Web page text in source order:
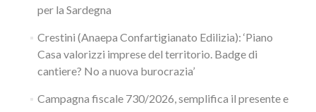
per la Sardegna
Crestini (Anaepa Confartigianato Edilizia): ‘Piano
Casa valorizzi imprese del territorio. Badge di
cantiere? No a nuova burocrazia’
Campagna fiscale 730/2026, semplifica il presente e